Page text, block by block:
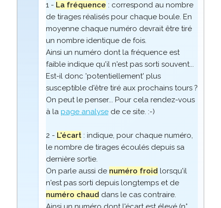
1 - La fréquence : correspond au nombre
de tirages réalisés pour chaque boule. En
moyenne chaque numéro devrait être tiré
un nombre identique de fois.
Ainsi un numéro dont la fréquence est
faible indique qu'il n'est pas sorti souvent...
Est-il donc 'potentiellement' plus
susceptible d'être tiré aux prochains tours ?
On peut le penser... Pour cela rendez-vous
à la page analysede ce site. :-)
2 - L'écart: indique, pour chaque numéro,
le nombre de tirages écoulés depuis sa
dernière sortie.
On parle aussi de numéro froid lorsqu'il
n'est pas sorti depuis longtemps et de
numéro chaud dans le cas contraire.